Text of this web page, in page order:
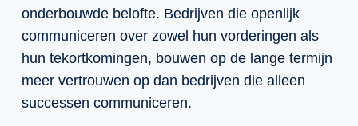
onderbouwde belofte. Bedrijven die openlijk
communiceren over zowel hun vorderingen als
hun tekortkomingen, bouwen op de lange termijn
meer vertrouwen op dan bedrijven die alleen
successen communiceren.